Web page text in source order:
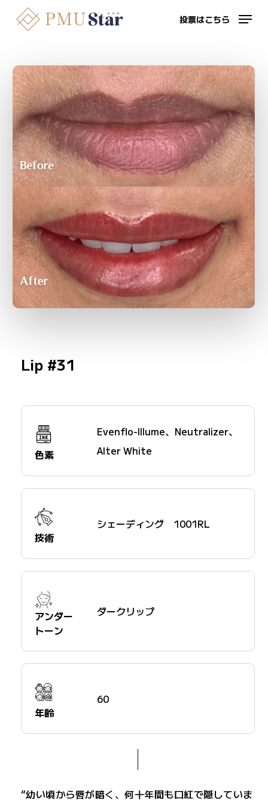
content
投票はこちら
Lip #31
色素
Evenflo-Illume、Neutralizer、
Alter White
技術
シェーディング 1001RL
アンダー
トーン
ダークリップ
年齢
60
“幼い頃から唇が暗く、何十年間も口紅で隠していま
票
は
こ
ち
ら